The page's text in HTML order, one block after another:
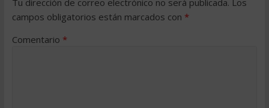
Tu dirección de correo electrónico no será publicada. Los
campos obligatorios están marcados con *
Comentario *